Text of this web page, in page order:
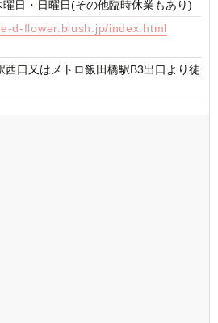
曜日・日曜日(その他臨時休業もあり)
d-flower.blush.jp/index.html
西口又はメトロ飯田橋駅B3出口より徒